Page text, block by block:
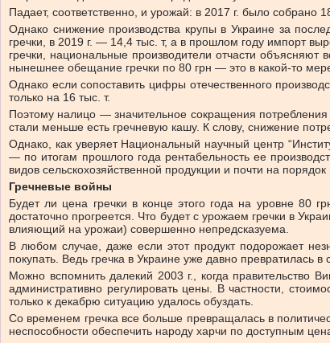
Падает, соответственно, и урожай: в 2017 г. было собрано
Однако снижение производства крупы в Украине за
гречки, в 2019 г. — 14,4 тыс. т, а в прошлом году импорт
гречки, национальные производители отчасти объясняют
нынешнее обещание гречки по 80 грн — это в какой-то
Однако если сопоставить цифры отечественного
только на 16 тыс. т.
Поэтому налицо — значительное сокращения
стали меньше есть гречневую кашу. К слову, снижение
Однако, как уверяет Национальный научный центр
— по итогам прошлого года рентабельность ее
видов сельскохозяйственной продукции и почти на
Гречневые войны
Будет ли цена гречки в конце этого года на уровне 80
достаточно прогреется. Что будет с урожаем гречки в
влияющий на урожаи) совершенно непредсказуема.
В любом случае, даже если этот продукт подорожает
покупать. Ведь гречка в Украине уже давно превратилась
Можно вспомнить далекий 2003 г., когда правительство
административно регулировать цены. В частности,
только к декабрю ситуацию удалось обуздать.
Со временем гречка все больше превращалась в
неспособности обеспечить народу харчи по доступным